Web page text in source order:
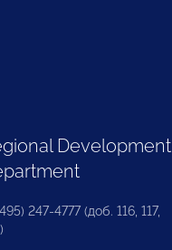
Development
247-4777 (доб. 116, 117,